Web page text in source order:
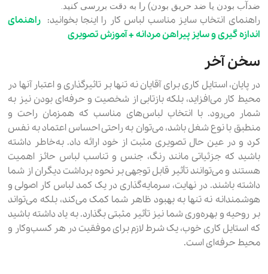
ضدآب بودن یا ضد حریق بودن) را به دقت بررسی کنید.
راهنمای انتخاب سایز مناسب لباس کار را اینجا بخوانید:راهنمای
اندازه گیری و سایز پیراهن مردانه + آموزش تصویری
سخن آخر
در پایان، استایل کاری برای آقایان نه تنها بر تاثیرگذاری و اعتبار آنها در
محیط کار می‌افزاید، بلکه بازتابی از شخصیت و حرفه‌ای بودن نیز به
شمار می‌رود. با انتخاب لباس‌های مناسب که همزمان راحت و
منطبق با نوع شغل باشد، می‌توان به راحتی احساس اعتماد به نفس
کرد و در عین حال تصویری مثبت از خود ارائه داد. به‌خاطر داشته
باشید که جزئیاتی مانند رنگ، جنس و تناسب لباس حائز اهمیت
هستند و می‌توانند تأثیر قابل توجهی بر نحوه برداشت دیگران از شما
داشته باشند. در نهایت، سرمایه‌گذاری در یک کمد لباس کار اصولی و
هوشمندانه نه تنها به بهبود ظاهر شما کمک می‌کند، بلکه می‌تواند
بر روحیه و بهره‌وری شما نیز تأثیر مثبتی بگذارد. به یاد داشته باشید
که استایل کاری خوب، یک شرط لازم برای موفقیت در هر کسب‌وکار و
محیط حرفه‌ای است.